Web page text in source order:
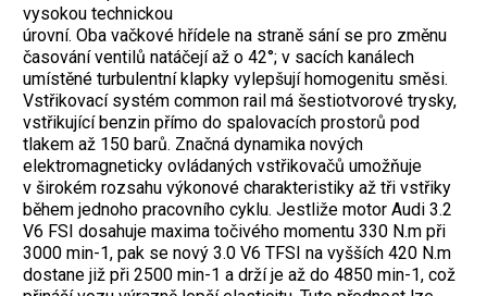
vysokou technickou
úrovní. Oba vačkové hřídele na straně sání se pro změnu
časování ventilů natáčejí až o 42°; v sacích kanálech
umístěné turbulentní klapky vylepšují homogenitu směsi.
Vstřikovací systém common rail má šestiotvorové trysky,
vstřikující benzin přímo do spalovacích prostorů pod
tlakem až 150 barů. Značná dynamika nových
elektromagneticky ovládaných vstřikovačů umožňuje
v širokém rozsahu výkonové charakteristiky až tři vstřiky
během jednoho pracovního cyklu. Jestliže motor Audi 3.2
V6 FSI dosahuje maxima točivého momentu 330 N.m při
3000 min-1, pak se nový 3.0 V6 TFSI na vyšších 420 N.m
dostane již při 2500 min-1 a drží je až do 4850 min-1, což